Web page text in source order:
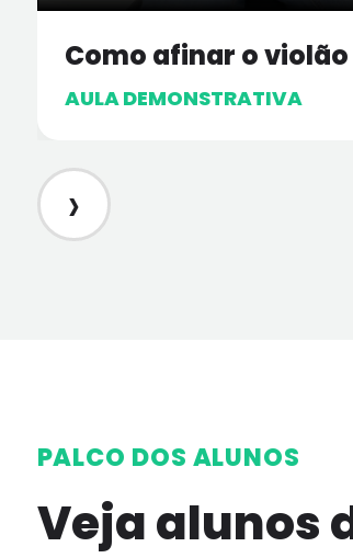
Como afinar o violão
AULA DEMONSTRATIVA
›
PALCO DOS ALUNOS
Veja alunos